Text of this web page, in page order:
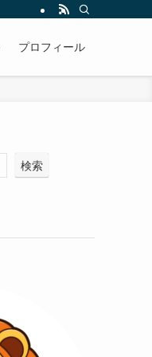
プロフィール
検索